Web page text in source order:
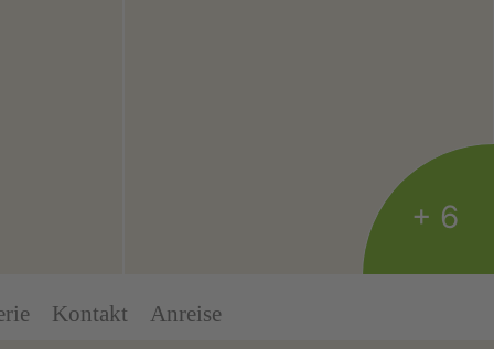
+ 6
Kontakt Anreise